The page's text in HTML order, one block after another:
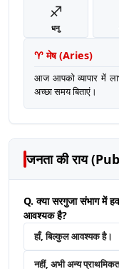
♐
धनु
♈ मेष(Aries)
आज आपको व्यापार में
अच्छा समय बिताएं।
जनता की राय
Q. क्या सरगुजा संभाग में
आवश्यक है?
हाँ, बिल्कुल आवश्यक है।
नहीं, अभी अन्य